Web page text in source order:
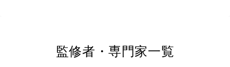
監修者・専門家一覧